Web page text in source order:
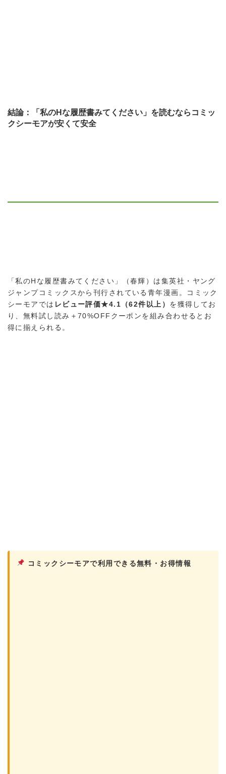
結論：「私のHな履歴書みてください」を読むならコミッ
クシーモアが安くて安全
「私のHな履歴書みてください」（春輝）は集英社・ヤング
ジャンプコミックスから刊行されている青年漫画。コミック
シーモアでは レビュー評価★4.1（62件以上） を獲得してお
り、無料試し読み＋70%OFFクーポンを組み合わせるとお
得に揃えられる。
コミックシーモアで利用できる無料・お得情報